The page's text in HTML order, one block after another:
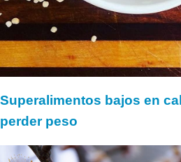
Superalimentos bajos en
perder peso